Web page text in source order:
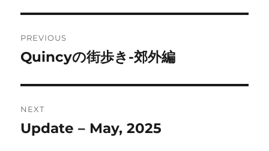
navigation
PREVIOUS
Previous
Quincyの街歩き-郊外編
NEXT
Next
Update – May, 2025